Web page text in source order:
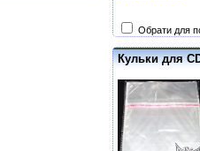
Обрати для
Кульки для